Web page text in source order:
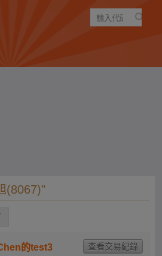
(8067)"
的test3